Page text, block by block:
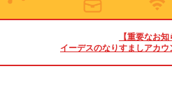
【重要なお知
イーデスのなりすましアカ